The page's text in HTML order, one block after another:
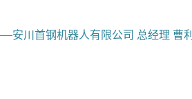
川首钢机器人有限公司 总经理 曹利